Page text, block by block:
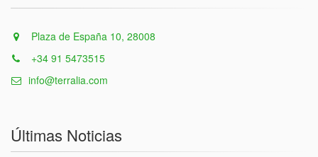
Plaza de España 10, 28008
+34 91 5473515
info@terralia.com
Últimas Noticias